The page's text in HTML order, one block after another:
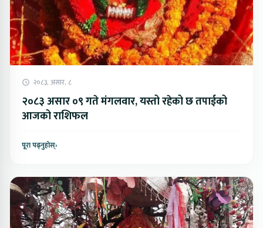
२०८३, असार, ८
२०८३ असार ०९ गते मंगलवार, यस्तो रहेको छ तपाईको
आजको राशिफल
पूरा पढ्नुहोस्›